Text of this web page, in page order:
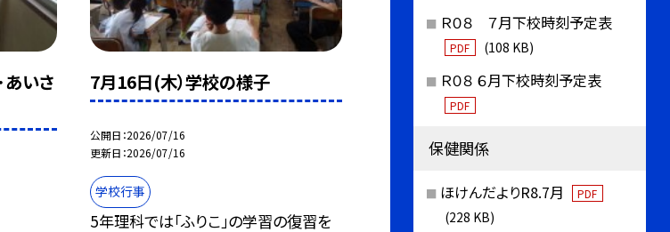
あいさ
7月16日(木）学校の様子
公開日 2026/07/16
更新日 2026/07/16
学校行事
5年理科では「ふりこ」の学習の復習を
Ｒ０８ ７月下校時刻予定表
PDF (108 KB)
Ｒ０８ ６月下校時刻予定表
PDF
保健関係
ほけんだよりR8.7月 PDF
(228 KB)